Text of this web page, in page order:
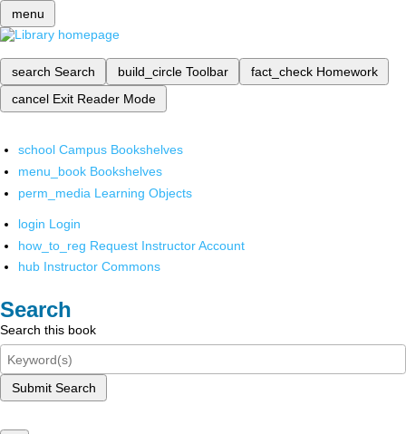
menu
search Search build_circle Toolbar fact_check Homework
cancel Exit Reader Mode
school Campus Bookshelves
menu_book Bookshelves
perm_media Learning Objects
login Login
how_to_reg Request Instructor Account
hub Instructor Commons
Search
Search this book
Submit Search